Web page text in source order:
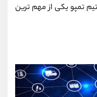
تمپو یکی از مهم ‌ترین